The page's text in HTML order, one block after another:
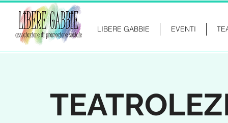
LIBERE GABBIE EVENTI